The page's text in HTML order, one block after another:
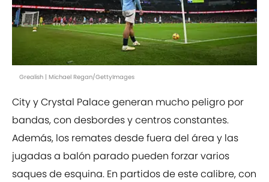
Grealish | Michael Regan/GettyImages
City y Crystal Palace generan mucho peligro por
bandas, con desbordes y centros constantes.
Además, los remates desde fuera del área y las
jugadas a balón parado pueden forzar varios
saques de esquina. En partidos de este calibre, con